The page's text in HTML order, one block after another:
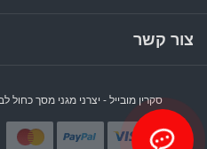
צור קשר
סקרין מובייל - יצרני מגני מסך כחול